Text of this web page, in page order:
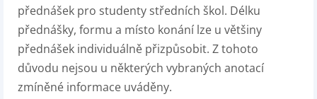
přednášek pro studenty středních škol. Délku
přednášky, formu a místo konání lze u většiny
přednášek individuálně přizpůsobit. Z tohoto
důvodu nejsou u některých vybraných anotací
zmíněné informace uváděny.